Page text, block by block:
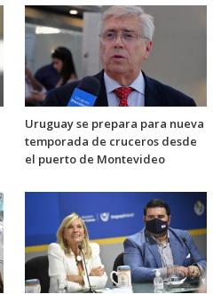
Uruguay se prepara para nueva
temporada de cruceros desde
el puerto de Montevideo